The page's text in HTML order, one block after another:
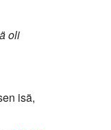
oli
isä,